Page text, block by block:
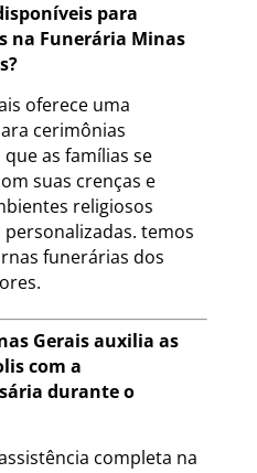
para
na Funerária Minas
oferece uma
cerimônias
as famílias se
suas crenças e
religiosos
temos
funerárias dos
Gerais auxilia as
com a
durante o
completa na